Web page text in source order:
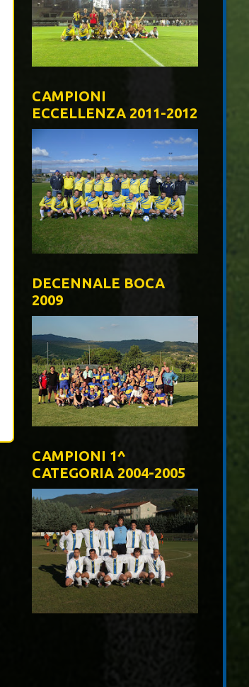
CAMPIONI
ECCELLENZA 2011-2012
DECENNALE BOCA
2009
CAMPIONI 1^
CATEGORIA 2004-2005